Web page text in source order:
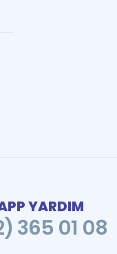
YARDIM
365 01 08